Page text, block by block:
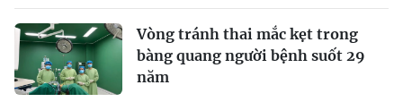
Vòng tránh thai mắc kẹt trong
bàng quang người bệnh suốt 29
năm